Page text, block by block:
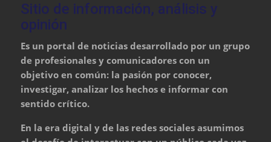
Sitio de información, análisis y
opinión
Es un portal de noticias desarrollado por un grupo
de profesionales y comunicadores con un
objetivo en común: la pasión por conocer,
investigar, analizar los hechos e informar con
sentido crítico.
En la era digital y de las redes sociales asumimos